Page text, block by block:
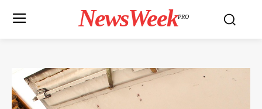
NewsWeekPRO